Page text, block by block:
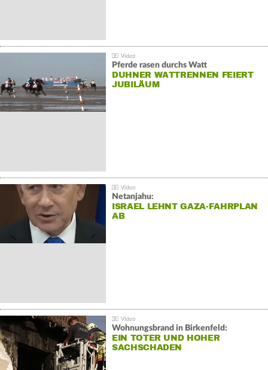
Pferde rasen durchs Watt
DUHNER WATTRENNEN FEIERT
JUBILÄUM
Netanjahu:
ISRAEL LEHNT GAZA-FAHRPLAN
AB
Wohnungsbrand in Birkenfeld:
EIN TOTER UND HOHER
SACHSCHADEN